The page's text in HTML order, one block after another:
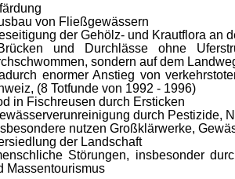
von Fließgewässern
der Gehölz- und Krautflora an
und Durchlässe ohne
sondern auf dem
enormer Anstieg von
(8 Totfunde von 1992 - 1996)
in Fischreusen durch Ersticken
durch Pestizide,
nutzen Großklärwerke,
der Landschaft
Störungen, insbesonder
Massentourismus